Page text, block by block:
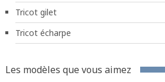
Tricot gilet
Tricot écharpe
Les modèles que vous aimez